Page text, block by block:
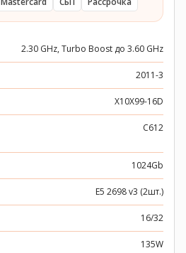
2.30 GHz, Turbo Boost до 3.60 GHz
2011-3
X10X99-16D
C612
1024Gb
E5 2698 v3 (2шт.)
16/32
135W